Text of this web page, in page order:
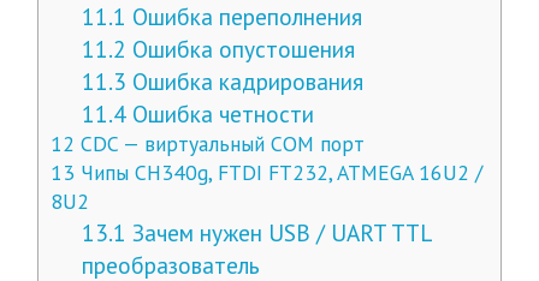
11.1 Ошибка переполнения
11.2 Ошибка опустошения
11.3 Ошибка кадрирования
11.4 Ошибка четности
12 CDC — виртуальный COM порт
13 Чипы CH340g, FTDI FT232, ATMEGA 16U2 /
8U2
13.1 Зачем нужен USB / UART TTL
преобразователь